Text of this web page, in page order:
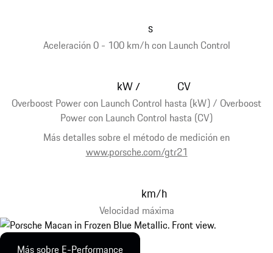
Aceleración 0 - 100 km/h con Launch Control
s
Overboost Power con Launch Control hasta (kW) / Overboost
Power con Launch Control hasta (CV)
Más detalles sobre el método de medición en
www.porsche.com/gtr21
kW/ CV
Velocidad máxima
km/h
Más sobre E-Performance